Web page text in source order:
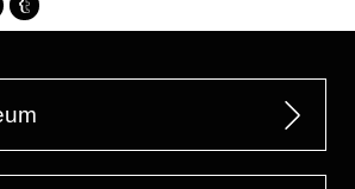
a new window
in a new window
Opens in a new window